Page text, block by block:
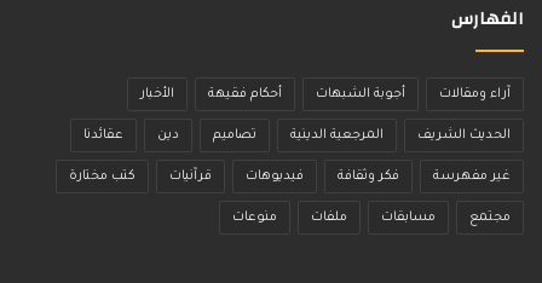
الفهارس
آراء ومقالات أجوبة الشبهات أحكام فقيهة الأخبار
الحديث الشريف المرجعية الدينية تصاميم دين عقائدنا
غير مفهرسة فكر وثقافة فيديوهات قرآنيات كتب مختارة
مجتمع مسابقات ملفات منوعات